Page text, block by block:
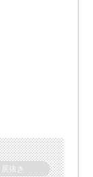
居抜き